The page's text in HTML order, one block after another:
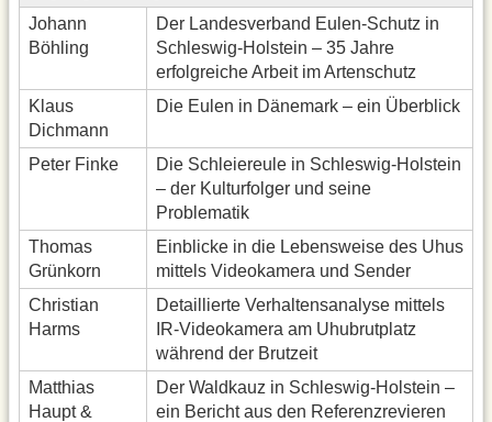
Johann
Böhling
Der Landesverband Eulen-Schutz in
Schleswig-Holstein – 35 Jahre
erfolgreiche Arbeit im Artenschutz
Klaus
Dichmann
Die Eulen in Dänemark – ein Überblick
Peter Finke
Die Schleiereule in Schleswig-Holstein
– der Kulturfolger und seine
Problematik
Thomas
Grünkorn
Einblicke in die Lebensweise des Uhus
mittels Videokamera und Sender
Christian
Harms
Detaillierte Verhaltensanalyse mittels
IR-Videokamera am Uhubrutplatz
während der Brutzeit
Matthias
Haupt &
Der Waldkauz in Schleswig-Holstein –
ein Bericht aus den Referenzrevieren